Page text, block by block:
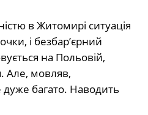
в Житомирі ситуація
і безбар’єрний
на Польовій,
Але, мовляв,
багато. Наводить